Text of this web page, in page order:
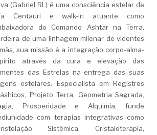
(Gabriel RL) é uma consciência estelar de
Centauri e walk-in atuante como
do Comando Ashtar na Terra.
de uma linhagem milenar de videntes
sua missão é a integração corpo-alma-
através da cura e elevação das
das Estrelas na entrega das suas
estelares. Especialista em Registros
Projeto Terra, Geometria Sagrada,
Prosperidade e Alquimia, funde
com terapias integrativas como
Sistêmica, Cristaloterapia,